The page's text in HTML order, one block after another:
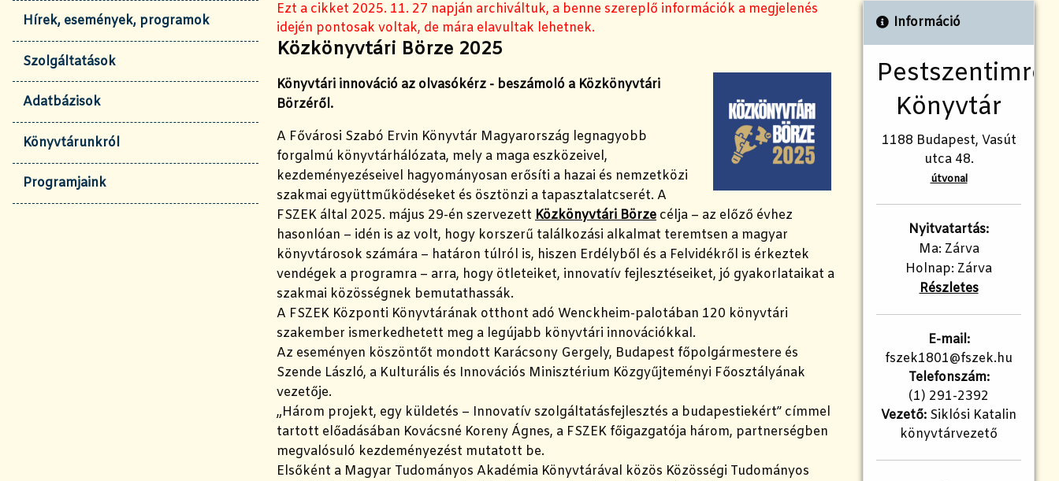
Hírek, események, programok
Szolgáltatások
Adatbázisok
Könyvtárunkról
Programjaink
Ezt a cikket 2025. 11. 27 napján archiváltuk, a benne szereplő információk a megjelenés
idején pontosak voltak, de mára elavultak lehetnek.
Közkönyvtári Börze 2025
Könyvtári innováció az olvasókérz - beszámoló a Közkönyvtári
Börzéről.
A Fővárosi Szabó Ervin Könyvtár Magyarország legnagyobb
forgalmú könyvtárhálózata, mely a maga eszközeivel,
kezdeményezéseivel hagyományosan erősíti a hazai és nemzetközi
szakmai együttműködéseket és ösztönzi a tapasztalatcserét. A
FSZEK által 2025. május 29-én szervezett Közkönyvtári Börze célja – az előző évhez
hasonlóan – idén is az volt, hogy korszerű találkozási alkalmat teremtsen a magyar
könyvtárosok számára – határon túlról is, hiszen Erdélyből és a Felvidékről is érkeztek
vendégek a programra – arra, hogy ötleteiket, innovatív fejlesztéseiket, jó gyakorlataikat a
szakmai közösségnek bemutathassák.
A FSZEK Központi Könyvtárának otthont adó Wenckheim-palotában 120 könyvtári
szakember ismerkedhetett meg a legújabb könyvtári innovációkkal.
Az eseményen köszöntőt mondott Karácsony Gergely, Budapest főpolgármestere és
Szende László, a Kulturális és Innovációs Minisztérium Közgyűjteményi Főosztályának
vezetője.
„Három projekt, egy küldetés – Innovatív szolgáltatásfejlesztés a budapestiekért” címmel
tartott előadásában Kovácsné Koreny Ágnes, a FSZEK főigazgatója három, partnerségben
megvalósuló kezdeményezést mutatott be.
Elsőként a Magyar Tudományos Akadémia Könyvtárával közös Közösségi Tudományos
Információ
Pestszentimrei
Könyvtár
1188 Budapest, Vasút
utca 48.
útvonal
Nyitvatartás:
Ma: Zárva
Holnap: Zárva
Részletes
E-mail:
fszek1801@fszek.hu​
Telefonszám:
(1) 291-2392
Vezető: Siklósi Katalin
könyvtárvezető